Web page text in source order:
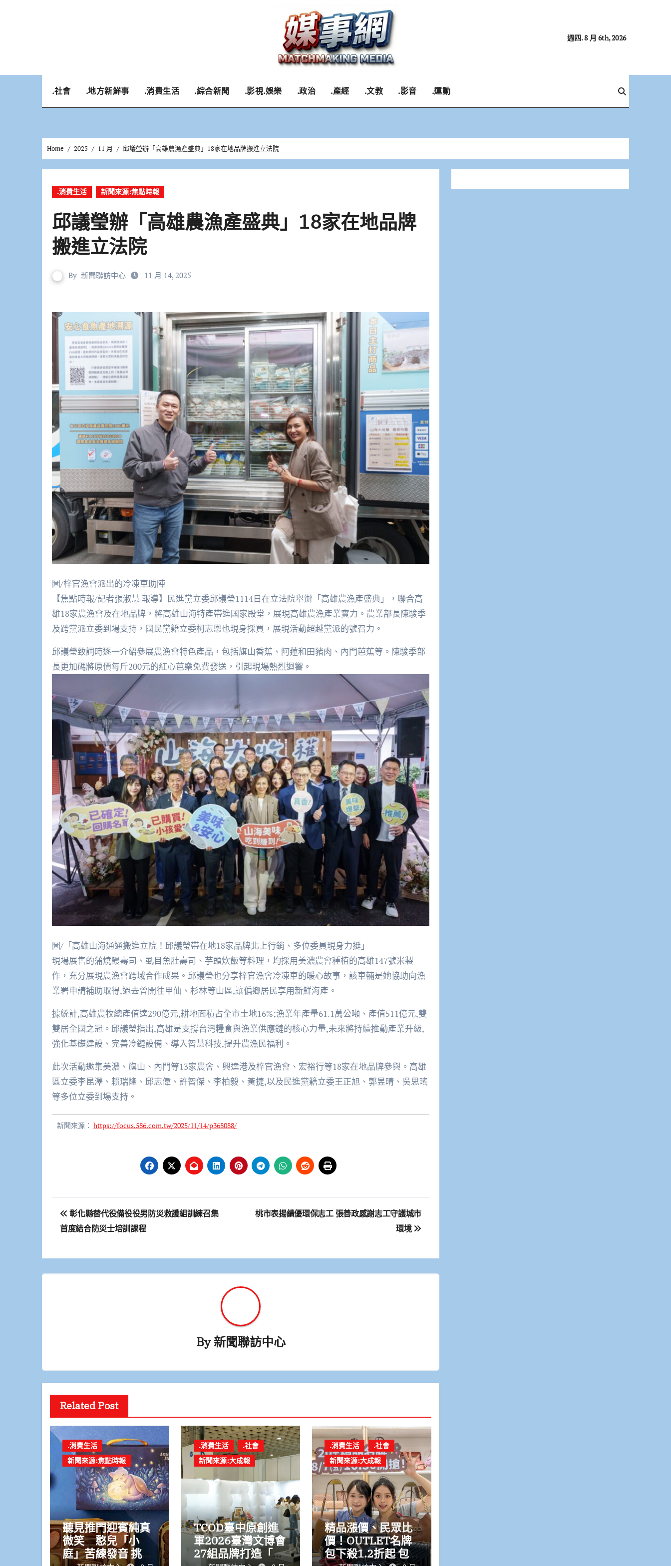
週四. 8 月 6th, 2026
.社會 .地方新鮮事 .消費生活 .綜合新聞 .影視.娛樂 .政治 .產經 .文教 .影音 .運動
Home 2025 11 月 邱議瑩辦「高雄農漁產盛典」18家在地品牌搬進立法院
.消費生活 新聞來源:焦點時報
邱議瑩辦「高雄農漁產盛典」18家在地品牌
搬進立法院
By 新聞聯訪中心 11 月 14, 2025
圖/梓官漁會派出的冷凍車助陣
【焦點時報/記者張淑慧 報導】民進黨立委邱議瑩1114日在立法院舉辦「高雄農漁產盛典」，聯合高
雄18家農漁會及在地品牌，將高雄山海特產帶進國家殿堂，展現高雄農漁產業實力。農業部長陳駿季
及跨黨派立委到場支持，國民黨籍立委柯志恩也現身採買，展現活動超越黨派的號召力。
邱議瑩致詞時逐一介紹參展農漁會特色產品，包括旗山香蕉、阿蓮和田豬肉、內門芭蕉等。陳駿季部
長更加碼將原價每斤200元的紅心芭樂免費發送，引起現場熱烈迴響。
圖/「高雄山海通通搬進立院！邱議瑩帶在地18家品牌北上行銷、多位委員現身力挺」
現場展售的蒲燒鰻壽司、虱目魚肚壽司、芋頭炊飯等料理，均採用美濃農會種植的高雄147號米製
作，充分展現農漁會跨域合作成果。邱議瑩也分享梓官漁會冷凍車的暖心故事，該車輛是她協助向漁
業署申請補助取得,過去曾開往甲仙、杉林等山區,讓偏鄉居民享用新鮮海產。
據統計,高雄農牧總產值達290億元,耕地面積占全市土地16%;漁業年產量61.1萬公噸、產值511億元,雙
雙居全國之冠。邱議瑩指出,高雄是支撐台灣糧食與漁業供應鏈的核心力量,未來將持續推動產業升級,
強化基礎建設、完善冷鏈設備、導入智慧科技,提升農漁民福利。
此次活動邀集美濃、旗山、內門等13家農會、興達港及梓官漁會、宏裕行等18家在地品牌參與。高雄
區立委李昆澤、賴瑞隆、邱志偉、許智傑、李柏毅、黃捷,以及民進黨籍立委王正旭、郭昱晴、吳思瑤
等多位立委到場支持。
新聞來源： https://focus.586.com.tw/2025/11/14/p368088/
文
章
覽
彰化縣替代役備役役男防災救護組訓練召集
首度結合防災士培訓課程
桃市表揚績優環保志工 張善政感謝志工守護城市
環境
By新聞聯訪中心
Related Post
.消費生活
新聞來源:焦點時報
聽見推門迎賓純真
微笑 憨兒「小
庭」苦練發音 挑戰
.消費生活
.社會
新聞來源:大成報
TCOD臺中原創進
軍2026臺灣文博會
27組品牌打造「質
.消費生活
.社會
新聞來源:大成報
精品漲價、民眾比
價！OUTLET名牌
包下殺1.2折起 包